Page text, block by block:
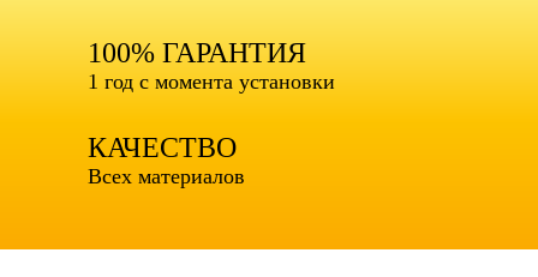
100% ГАРАНТИЯ
1 год с момента установки
КАЧЕСТВО
Всех материалов